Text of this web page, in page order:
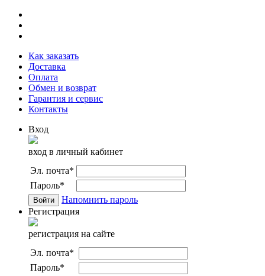
Как заказать
Доставка
Оплата
Обмен и возврат
Гарантия и сервис
Контакты
Вход
вход в личный кабинет
Эл. почта*
Пароль*
Напомнить пароль
Регистрация
регистрация на сайте
Эл. почта*
Пароль*